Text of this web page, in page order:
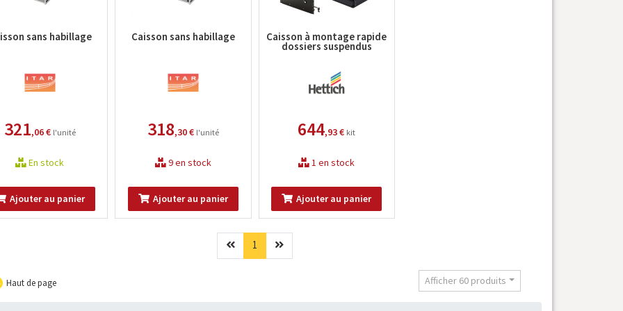
sans habillage
321,06 € l'unité
En stock
Ajouter au panier
Caisson sans habillage
318,30 € l'unité
9 en stock
Ajouter au panier
Caisson à montage rapide
dossiers suspendus
644,93 € kit
1 en stock
Ajouter au panier
Précédent
1 (current)Suivant
Haut de page Afficher 60 produits